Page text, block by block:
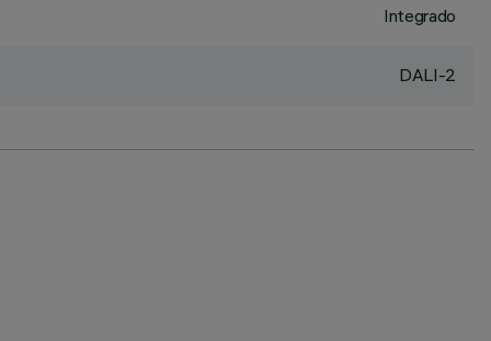
Integrado
DALI-2